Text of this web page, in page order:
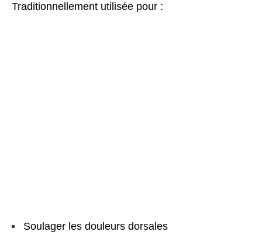
Traditionnellement utilisée pour :
Soulager les douleurs dorsales